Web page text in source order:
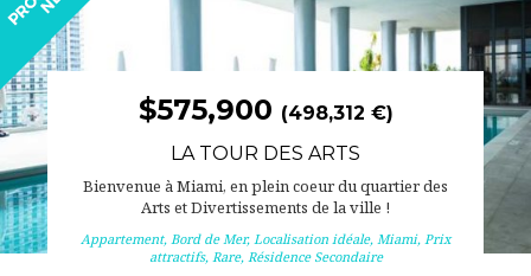
$575,900 (498,312 €)
LA TOUR DES ARTS
Bienvenue à Miami, en plein coeur du quartier des
Arts et Divertissements de la ville !
Appartement, Bord de Mer, Localisation idéale, Miami, Prix
attractifs, Rare, Résidence Secondaire